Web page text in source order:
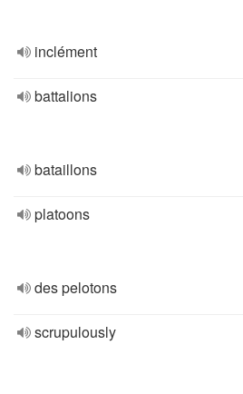
inclément
battalions
bataillons
platoons
des pelotons
scrupulously